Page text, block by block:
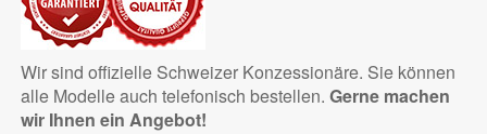
Wir sind offizielle Schweizer Konzessionäre. Sie können
alle Modelle auch telefonisch bestellen. Gerne machen
wir Ihnen ein Angebot!